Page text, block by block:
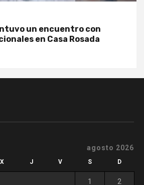
un encuentro con
en Casa Rosada
agosto 2026
X J V S D
1 2